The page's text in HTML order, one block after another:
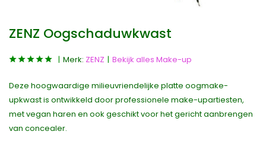
ZENZ Oogschaduwkwast
Merk: ZENZ Bekijk alles Make-up
Deze hoogwaardige milieuvriendelijke platte oogmake-
upkwast is ontwikkeld door professionele make-upartiesten,
met vegan haren en ook geschikt voor het gericht aanbrengen
van concealer.